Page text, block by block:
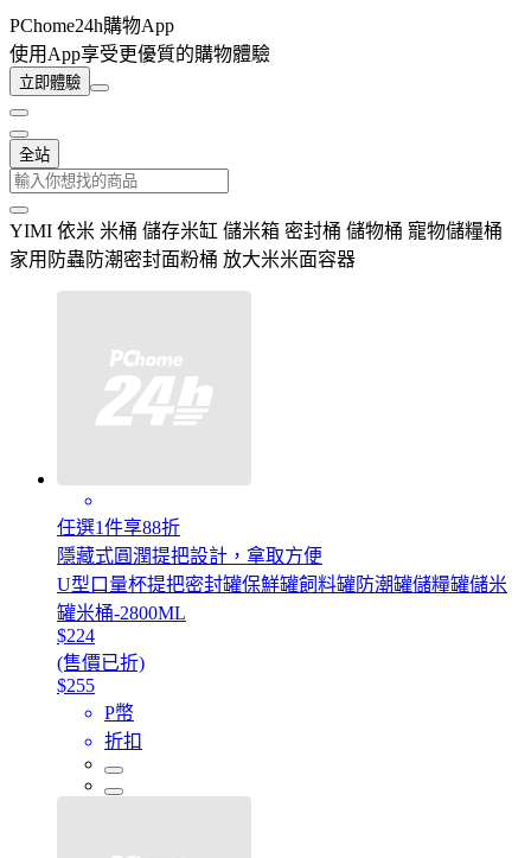
PChome24h購物App
使用App享受更優質的購物體驗
立即體驗
全站
YIMI 依米 米桶 儲存米缸 儲米箱 密封桶 儲物桶 寵物儲糧桶
家用防蟲防潮密封面粉桶 放大米米面容器
任選1件享88折
隱藏式圓潤提把設計，拿取方便
U型口量杯提把密封罐保鮮罐飼料罐防潮罐儲糧罐儲米
罐米桶-2800ML
$224
(售價已折)
$255
P幣
折扣